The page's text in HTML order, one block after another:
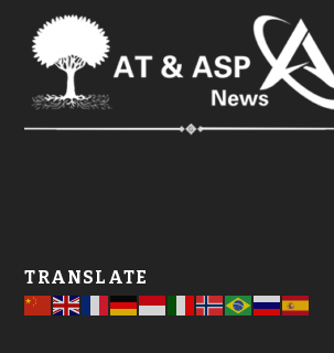
TRANSLATE